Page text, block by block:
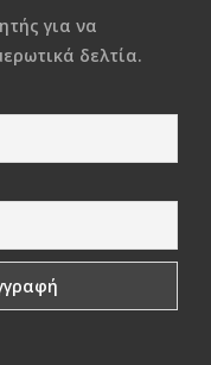
για να
δελτία.